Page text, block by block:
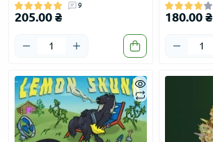
9
205.00 ₴ 180.00 ₴